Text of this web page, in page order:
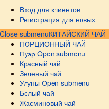
Вход для клиентов
Регистрация для новых
Close submenuКИТАЙСКИЙ ЧАЙ
ПОРЦИОННЫЙ ЧАЙ
Пуэр Open submenu
Красный чай
Зеленый чай
Улуны Open submenu
Белый чай
Жасминовый чай